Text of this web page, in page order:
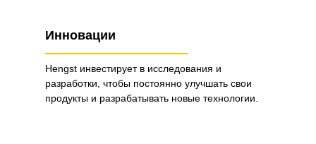
Инновации
Hengst инвестирует в исследования и
разработки, чтобы постоянно улучшать свои
продукты и разрабатывать новые технологии.